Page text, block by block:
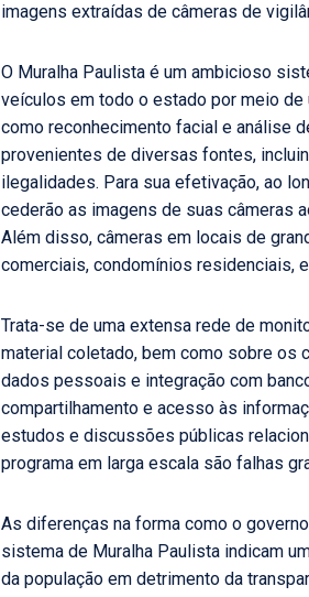
imagens extraídas de câmeras de
O Muralha Paulista é um ambicioso
veículos em todo o estado por meio de
como reconhecimento facial e análise
provenientes de diversas fontes,
ilegalidades. Para sua efetivação, ao
cederão as imagens de suas câmeras
Além disso, câmeras em locais de
comerciais, condomínios residenciais,
Trata-se de uma extensa rede de
material coletado, bem como sobre os
dados pessoais e integração com
compartilhamento e acesso às
estudos e discussões públicas
programa em larga escala são falhas
As diferenças na forma como o
sistema de Muralha Paulista indicam
da população em detrimento da